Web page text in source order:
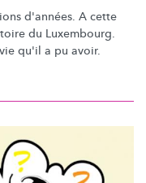
d'années. A cette
du Luxembourg.
qu'il a pu avoir.